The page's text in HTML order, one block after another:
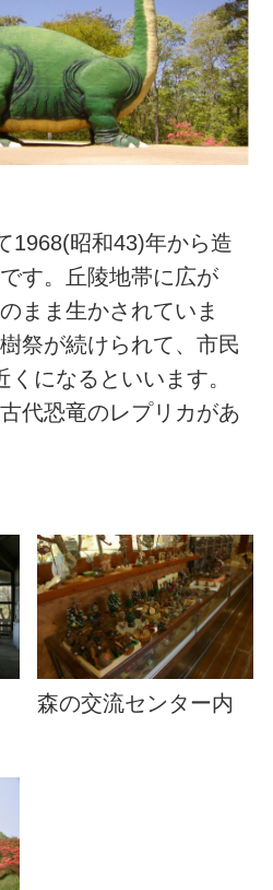
1968(昭和43)年から造
す。丘陵地帯に広が
まま生かされていま
祭が続けられて、市民
になるといいます。
代恐竜のレプリカがあ
森の交流センター内